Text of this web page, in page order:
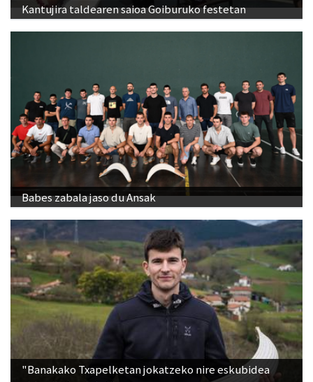
Kantujira taldearen saioa Goiburuko festetan
Babes zabala jaso du Ansak
"Banakako Txapelketan jokatzeko nire eskubidea